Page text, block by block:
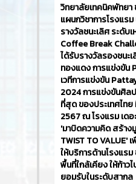
วิทยาลัยเทคนิคพัทย
แผนกวิชาการโรงแร
รางวัลชนะเลิศ ระดั
Coffee Break
ได้รับรางวัลรองชนะ
ทองแดง การแข่งขัน
เวทีการแข่งขัน
2024 การแข่งขันศิล
ที่สุด ของประเทศไทย
2567 ณ โรงแรม เด
'มาบิดความคิด สร้าง
TWIST TO VALUE'
ให้บริการด้านโรงแร
พื้นที่ใกล้เคียง ให้ก้าว
ยอมรับในระดับสากล